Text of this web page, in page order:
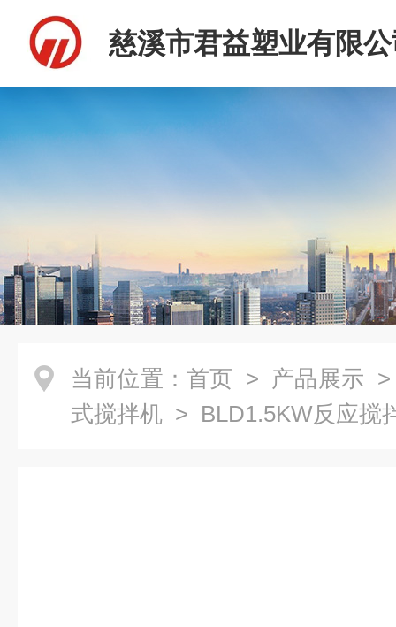
慈溪市君益塑业有限
当前位置： 首页 > 产品展示
式搅拌机 > BLD1.5KW反应搅